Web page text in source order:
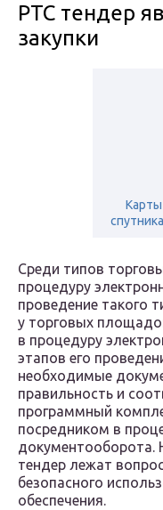
РТС тендер
закупки
Карты
Среди типов
процедуру
проведение такого
у торговых
в процедуру
этапов его
необходимые
правильность и
программный
посредником в
документооборота.
тендер лежат
безопасного
обеспечения.